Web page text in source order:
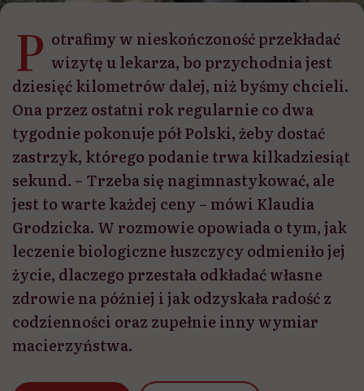
P otrafimy w nieskończoność przekładać
wizytę u lekarza, bo przychodnia jest
dziesięć kilometrów dalej, niż byśmy chcieli.
Ona przez ostatni rok regularnie co dwa
tygodnie pokonuje pół Polski, żeby dostać
zastrzyk, którego podanie trwa kilkadziesiąt
sekund. – Trzeba się nagimnastykować, ale
jest to warte każdej ceny – mówi Klaudia
Grodzicka. W rozmowie opowiada o tym, jak
leczenie biologiczne łuszczycy odmieniło jej
życie, dlaczego przestała odkładać własne
zdrowie na później i jak odzyskała radość z
codzienności oraz zupełnie inny wymiar
macierzyństwa.